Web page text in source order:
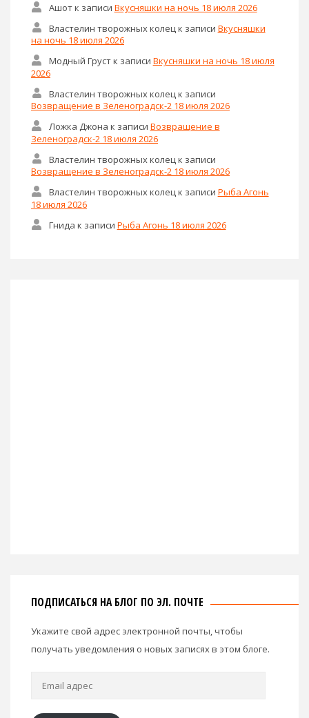
Ашотк записи Вкусняшки на ночь 18 июля 2026
Властелин творожных колец к записи Вкусняшки
на ночь 18 июля 2026
Модный Грустк записи Вкусняшки на ночь 18 июля
2026
Властелин творожных колец к записи
Возвращение в Зеленоградск-2 18 июля 2026
Ложка Джона к записи Возвращение в
Зеленоградск-2 18 июля 2026
Властелин творожных колец к записи
Возвращение в Зеленоградск-2 18 июля 2026
Властелин творожных колецк записи Рыба Агонь
18 июля 2026
Гнида к записи Рыба Агонь 18 июля 2026
ПОДПИСАТЬСЯ НА БЛОГ ПО ЭЛ. ПОЧТЕ
Укажите свой адрес электронной почты, чтобы
получать уведомления о новых записях в этом блоге.
Email